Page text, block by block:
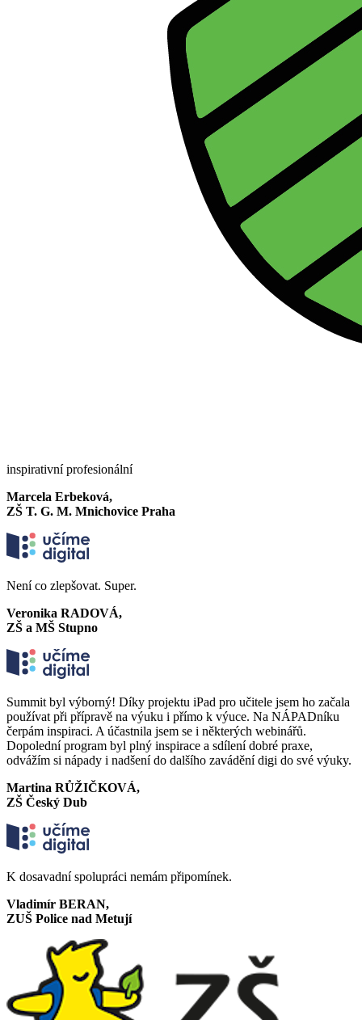
inspirativní profesionální
Marcela Erbeková,
ZŠ T. G. M. Mnichovice Praha
Není co zlepšovat. Super.
Veronika RADOVÁ,
ZŠ a MŠ Stupno
Summit byl výborný! Díky projektu iPad pro učitele jsem ho začala
používat při přípravě na výuku i přímo k výuce. Na NÁPADníku
čerpám inspiraci. A účastnila jsem se i některých webinářů.
Dopolední program byl plný inspirace a sdílení dobré praxe,
odvážím si nápady i nadšení do dalšího zavádění digi do své výuky.
Martina RŮŽIČKOVÁ,
ZŠ Český Dub
K dosavadní spolupráci nemám připomínek.
Vladimír BERAN,
ZUŠ Police nad Metují